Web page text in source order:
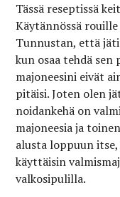
Tässä reseptissä
Käytännössä
Tunnustan, että
kun osaa tehdä
majoneesini eivät
pitäisi. Joten olen
noidankehä on
majoneesia ja
alusta loppuun
käyttäisin
valkosipulilla.